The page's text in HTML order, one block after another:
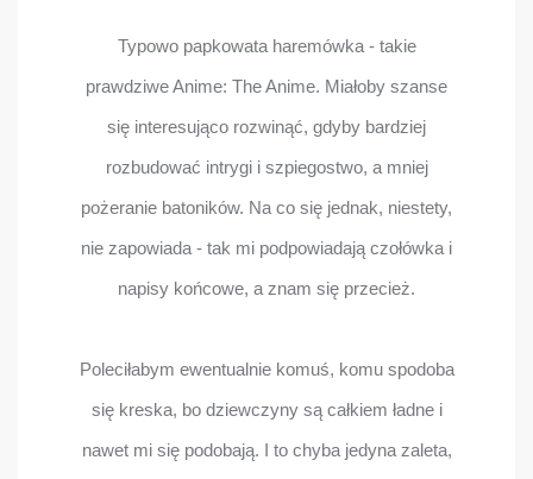
Typowo papkowata haremówka - takie
prawdziwe Anime: The Anime. Miałoby szanse
się interesująco rozwinąć, gdyby bardziej
rozbudować intrygi i szpiegostwo, a mniej
pożeranie batoników. Na co się jednak, niestety,
nie zapowiada - tak mi podpowiadają czołówka i
napisy końcowe, a znam się przecież.
Poleciłabym ewentualnie komuś, komu spodoba
się kreska, bo dziewczyny są całkiem ładne i
nawet mi się podobają. I to chyba jedyna zaleta,